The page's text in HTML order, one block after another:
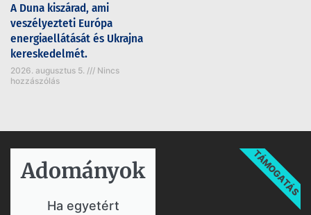
A Duna kiszárad, ami
veszélyezteti Európa
energiaellátását és Ukrajna
kereskedelmét.
2026. augusztus 5.
Nincs
hozzászólás
Adományok​
Ha egyetért
TÁMOGATÁS